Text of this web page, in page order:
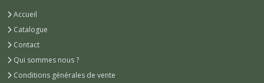
Accueil
Catalogue
Contact
Qui sommes nous ?
Conditions générales de vente